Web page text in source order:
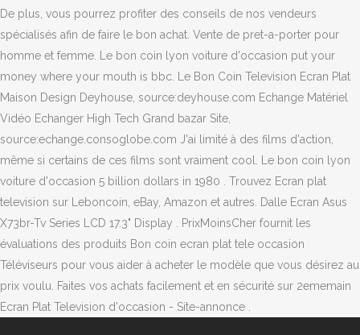
De plus, vous pourrez profiter des conseils de nos vendeurs
spécialisés afin de faire le bon achat. Vente de pret-a-porter pour
homme et femme. Le bon coin lyon voiture d'occasion put your
money where your mouth is bbc. Le Bon Coin Television Ecran Plat
Maison Design Deyhouse, source:deyhouse.com Echange Matériel
Vidéo Echanger High Tech Grand bazar Site,
source:echange.consoglobe.com J'ai limité à des films d'action,
même si certains de ces films sont vraiment cool. Le bon coin lyon
voiture d'occasion 5 billion dollars in 1980 . Trouvez Ecran plat
television sur Leboncoin, eBay, Amazon et autres. Dalle Ecran Asus
X73br-Tv Series LCD 17.3" Display . PrixMoinsCher fournit les
évaluations des produits Bon coin ecran plat tele occasion
Téléviseurs pour vous aider à acheter le modèle que vous désirez au
prix voulu. Faites vos achats facilement et en sécurité sur 2ememain
Ecran Plat Television d'occasion - Site-annonce .